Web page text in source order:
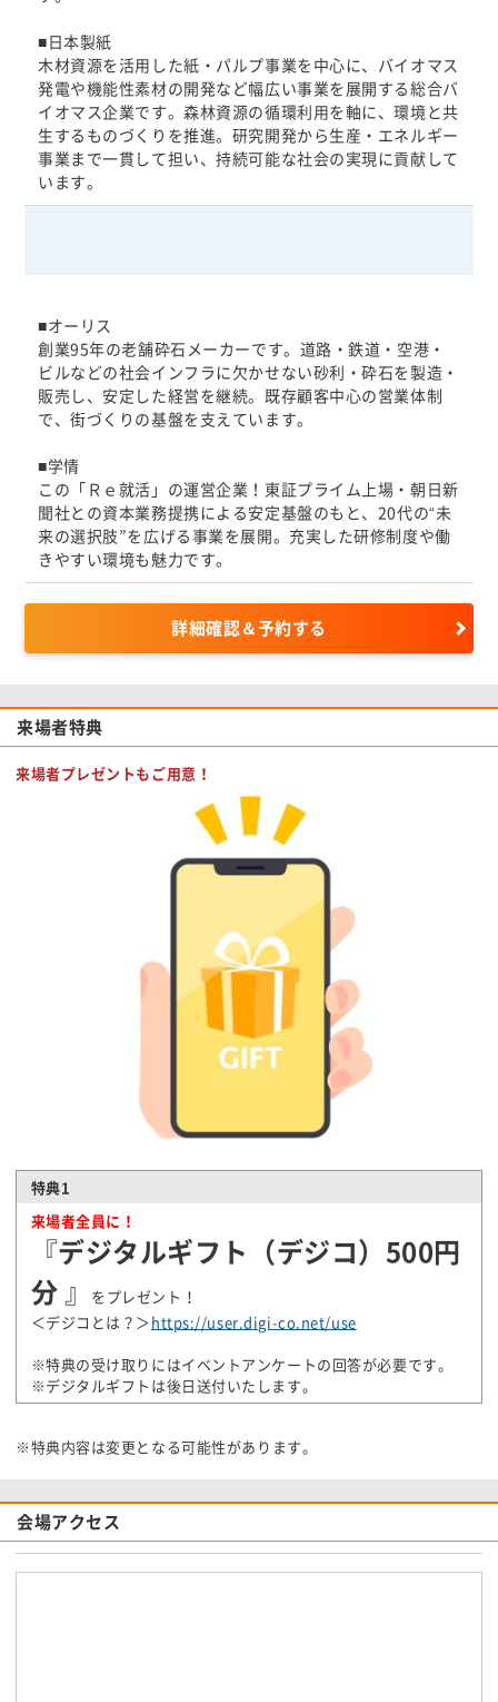
■日本製紙
木材資源を活用した紙・パルプ事業を中心に、バイオマス
発電や機能性素材の開発など幅広い事業を展開する総合バ
イオマス企業です。森林資源の循環利用を軸に、環境と共
生するものづくりを推進。研究開発から生産・エネルギー
事業まで一貫して担い、持続可能な社会の実現に貢献して
います。
■オーリス
創業95年の老舗砕石メーカーです。道路・鉄道・空港・
ビルなどの社会インフラに欠かせない砂利・砕石を製造・
販売し、安定した経営を継続。既存顧客中心の営業体制
で、街づくりの基盤を支えています。
■学情
この「Ｒｅ就活」の運営企業！東証プライム上場・朝日新
聞社との資本業務提携による安定基盤のもと、20代の“未
来の選択肢”を広げる事業を展開。充実した研修制度や働
きやすい環境も魅力です。
詳細確認＆予約する
来場者特典
来場者プレゼントもご用意！
特典1
来場者全員に！
『デジタルギフト（デジコ）500円
分』
をプレゼント！
＜デジコとは？＞https://user.digi-co.net/use
※特典の受け取りにはイベントアンケートの回答が必要です。
※デジタルギフトは後日送付いたします。
※特典内容は変更となる可能性があります。
会場アクセス